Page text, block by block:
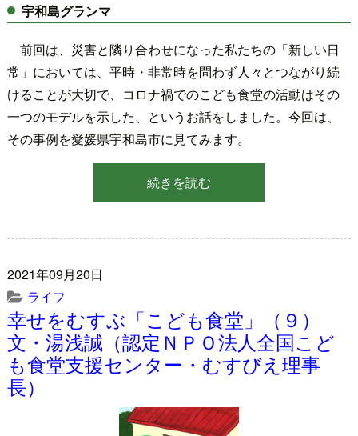
宇和島グランマ
前回は、災害と隣り合わせになった私たちの「新しい日
常」においては、平時・非常時を問わず人々とつながり続
けることが大切で、コロナ禍でのこども食堂の活動はその
一つのモデルを示した、というお話をしました。今回は、
その事例を愛媛県宇和島市に見てみます。
続きを読む
2021年09月20日
ライフ
幸せをむすぶ「こども食堂」（９）
文・湯浅誠（認定ＮＰＯ法人全国こど
も食堂支援センター・むすびえ理事
長）